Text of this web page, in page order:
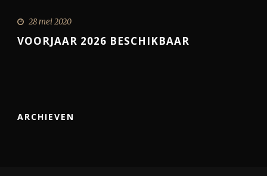
28 mei 2020
VOORJAAR 2026 BESCHIKBAAR
ARCHIEVEN